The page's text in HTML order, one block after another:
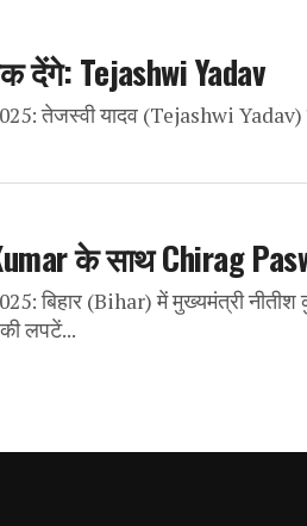
देंगे: Tejashwi Yadav
तेजस्वी यादव (Tejashwi Yadav) ने
के साथ Chirag
बिहार (Bihar) में मुख्यमंत्री नीतीश
लपटें...